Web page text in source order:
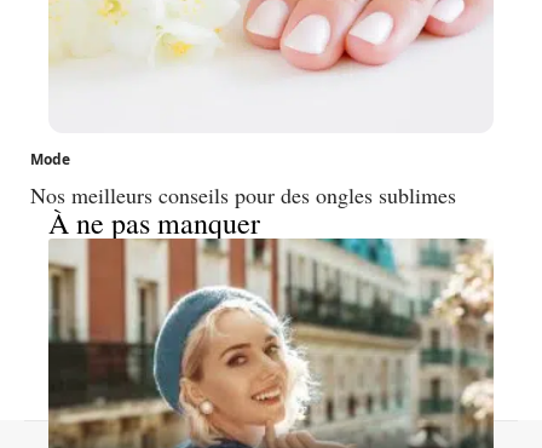
Mode
Nos meilleurs conseils pour des ongles sublimes
À ne pas manquer